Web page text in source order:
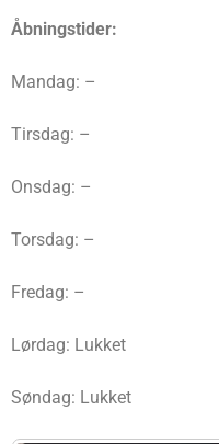
Åbningstider:
Mandag: –
Tirsdag: –
Onsdag: –
Torsdag: –
Fredag: –
Lørdag: Lukket
Søndag: Lukket